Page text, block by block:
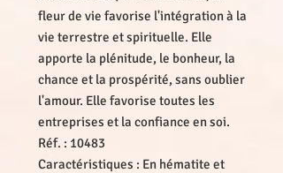
fleur de vie favorise l'intégration à la
vie terrestre et spirituelle. Elle
apporte la plénitude, le bonheur, la
chance et la prospérité, sans oublier
l'amour. Elle favorise toutes les
entreprises et la confiance en soi.
Réf. : 10483
Caractéristiques : En hématite et